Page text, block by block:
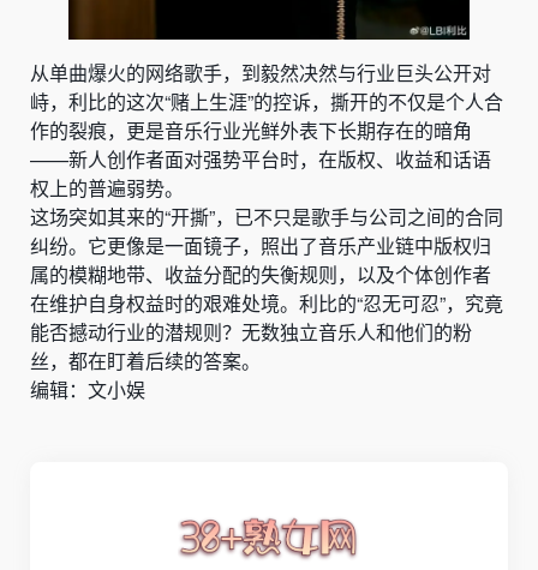
从单曲爆火的网络歌手，到毅然决然与行业巨头公开对
峙，利比的这次“赌上生涯”的控诉，撕开的不仅是个人合
作的裂痕，更是音乐行业光鲜外表下长期存在的暗角
——新人创作者面对强势平台时，在版权、收益和话语
权上的普遍弱势。
这场突如其来的“开撕”，已不只是歌手与公司之间的合同
纠纷。它更像是一面镜子，照出了音乐产业链中版权归
属的模糊地带、收益分配的失衡规则，以及个体创作者
在维护自身权益时的艰难处境。利比的“忍无可忍”，究竟
能否撼动行业的潜规则？无数独立音乐人和他们的粉
丝，都在盯着后续的答案。
编辑：文小娱